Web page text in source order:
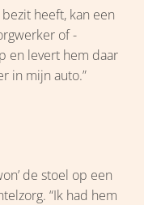
heeft, kan een
of -
en levert hem daar
in mijn auto.”
de stoel op een
“Ik had hem